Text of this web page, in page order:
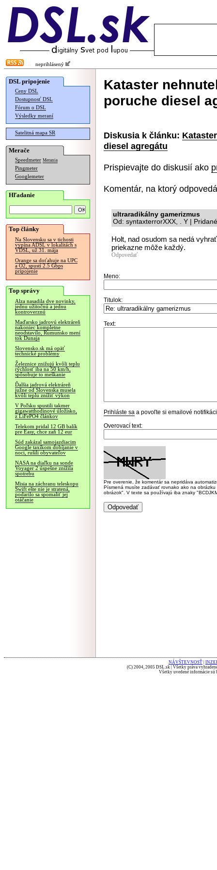
neprihlásený
DSL pripojenie
Ceny DSL
Dostupnosť DSL
Fórum o DSL
Výsledky meraní
Satelitná mapa SR
Merače
Speedmeter Merania
Pingmeter
Googlemeter
Hľadanie
Top články
Na Slovensku sa v tichosti
vypína ADSL v lokalitách s
VDSL, už 31. mája
Orange sa doťahuje na UPC
a O2, spustí 2.5 Gbps
pripojenie
Top správy
Alza nasadila dve novinky,
jednu užitočnú a jednu
kontroverznú
Maďarsko jadrovú elektráreň
nakoniec kompletne
neodstavilo, Rumunsko mení
tok Dunaja
Slovensko.sk má opäť
technické problémy
Železnice znižujú kvôli teplu
rýchlosť iba na 50 km/h,
spôsobuje to meškanie
Ďalšia jadrová elektráreň
južne od Slovenska musela
kvôli teplu znížiť výkon
V Poľsku spustili takmer
gigawatthodinové úložisko,
z LiFePO4 článkov
Telekom pridal 12 GB balík
pre Easy, chce zaň 12 eur
Súd zakázal samojazdiacim
Google taxíkom dobíjanie v
noci, rušili obyvateľov
NASA na diaľku na sonde
Voyager 2 úspešne znížila
spotrebu
Misia na záchranu teleskopu
Swift ešte nie je stratená,
podarilo sa spomaliť jej
otáčanie
Kataster
poruche diesel
Diskusia k článku:
diesel agregátu
Prispievajte do diskusií ako
Komentár, na ktorý
ultraradikálny gamerizmus
Od: syntaxterrorXXX, . Y |
Holt, nad osudom sa nedá
priekazne môže každý.
Odpovedať
Meno:
Titulok:
Text:
Prihláste sa a povoľte si emailové
Overovací text:
Pre overenie, že komentár sa nepridáva
Písmená musíte zadávať rovnako ako na
obrázok". V texte sa používajú iba znaky
NÁVŠTEVNOSŤ
(C) 2004, 2005 DSL.sk | Všetky práva
Všetky uvedené informácie sú